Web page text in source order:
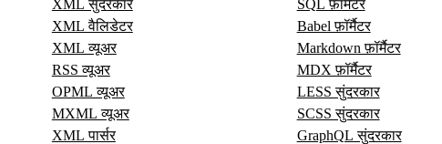
XML सुंदरकार
XML वैलिडेटर
XML व्यूअर
RSS व्यूअर
OPML व्यूअर
MXML व्यूअर
XML पार्सर
SQL फ़ॉर्मैटर
Babel फ़ॉर्मैटर
Markdown फ़ॉर्मैटर
MDX फ़ॉर्मैटर
LESS सुंदरकार
SCSS सुंदरकार
GraphQL सुंदरकार